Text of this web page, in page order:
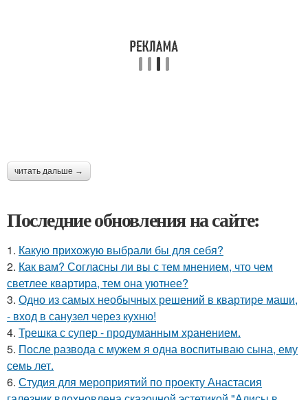
читать дальше →
Последние обновления на сайте:
1. Какую прихожую выбрали бы для себя?
2. Как вам? Согласны ли вы с тем мнением, что чем
светлее квартира, тем она уютнее?
3. Одно из самых необычных решений в квартире маши,
- вход в санузел через кухню!
4. Трешка с супер - продуманным хранением.
5. После развода с мужем я одна воспитываю сына, ему
семь лет.
6. Студия для мероприятий по проекту Анастасия